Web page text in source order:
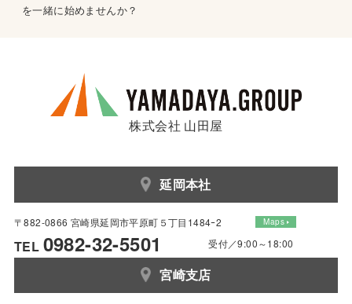
を一緒に始めませんか？
株式会社 山田屋
延岡本社
〒882-0866 宮崎県延岡市平原町５丁目1484ｰ2 Maps
TEL 0982-32-5501 受付／9:00～18:00
宮崎支店